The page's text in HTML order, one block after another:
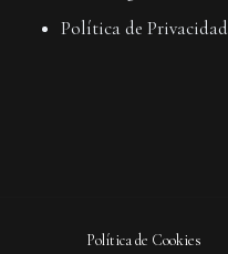
Política de Privacidad
Política de Cookies